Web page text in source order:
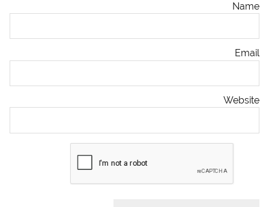
Name
Email
Website